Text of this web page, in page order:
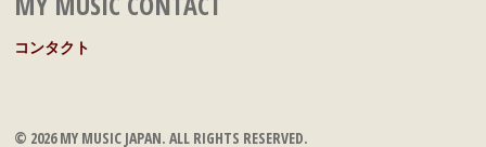
コンタクト
© 2026 MY MUSIC JAPAN. ALL RIGHTS RESERVED.